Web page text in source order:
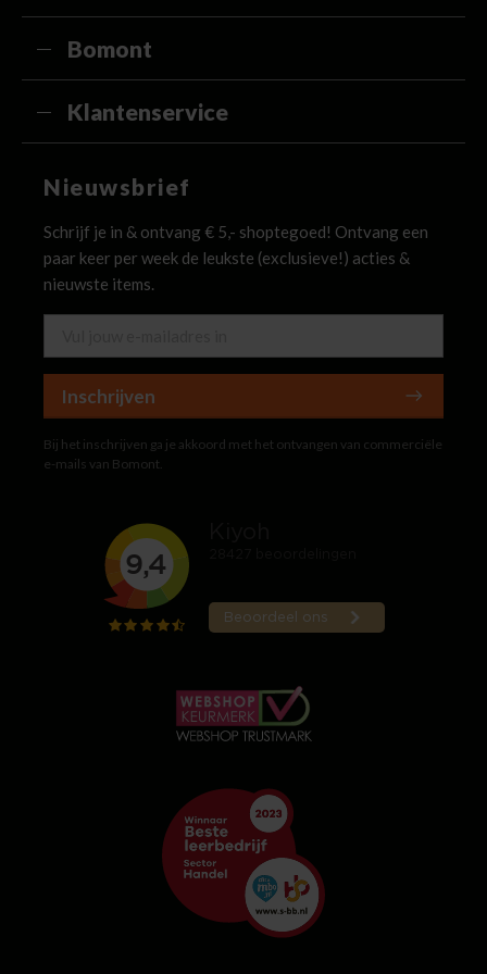
Bomont
Klantenservice
Nieuwsbrief
Schrijf je in & ontvang € 5,- shoptegoed! Ontvang een
paar keer per week de leukste (exclusieve!) acties &
nieuwste items.
Inschrijven
Bij het inschrijven ga je akkoord met het ontvangen van commerciële
e-mails van Bomont.